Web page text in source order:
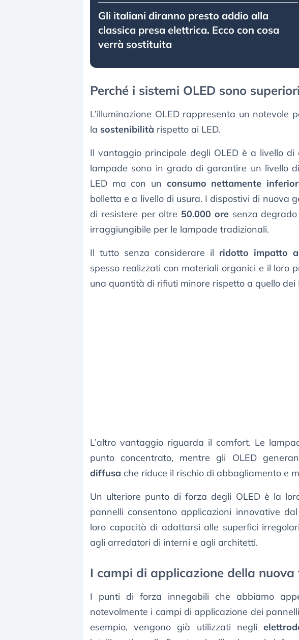
Gli italiani diranno presto addio alla
classica presa elettrica. Ecco con cosa
verrà sostituita
Perché i sistemi OLED sono
L’illuminazione OLED rappresenta un notevole
la sostenibilità rispetto ai LED.
Il vantaggio principale degli OLED è a livello di
lampade sono in grado di garantire un livello
LED ma con un consumo nettamente
bolletta e a livello di usura. I dispostivi di nuova
di resistere per oltre 50.000 oresenza degrado
irraggiungibile per le lampade tradizionali.
Il tutto senza considerare il ridotto impatto
spesso realizzati con materiali organici e il loro
una quantità di rifiuti minore rispetto a quello dei
L’altro vantaggio riguarda il comfort. Le
punto concentrato, mentre gli OLED
diffusa che riduce il rischio di abbagliamento e
Un ulteriore punto di forza degli OLED è la
pannelli consentono applicazioni innovative
loro capacità di adattarsi alle superfici
agli arredatori di interni e agli architetti.
I campi di applicazione della nuova
I punti di forza innegabili che abbiamo
notevolmente i campi di applicazione dei
esempio, vengono già utilizzati negli